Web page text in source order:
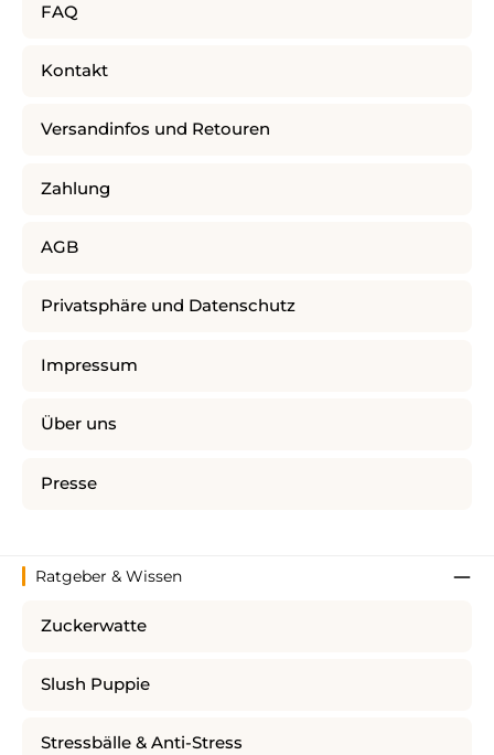
FAQ
Kontakt
Versandinfos und Retouren
Zahlung
AGB
Privatsphäre und Datenschutz
Impressum
Über uns
Presse
Ratgeber & Wissen
Zuckerwatte
Slush Puppie
Stressbälle & Anti-Stress